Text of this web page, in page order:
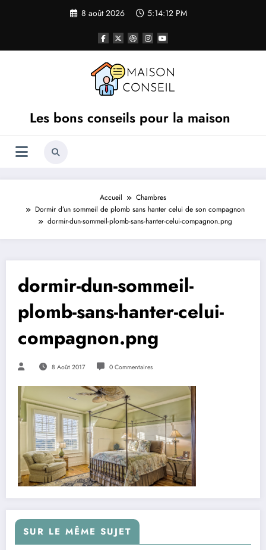
8 août 2026 5:14:12 PM
Les bons conseils pour la maison
Accueil
Chambres
Dormir d’un sommeil de plomb sans hanter celui de son compagnon
dormir-dun-sommeil-plomb-sans-hanter-celui-compagnon.png
dormir-dun-sommeil-
plomb-sans-hanter-celui-
compagnon.png
8 Août 2017 0 Commentaires
SUR LE MÊME SUJET